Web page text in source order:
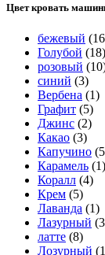
Цвет кровать
бежевый
Голубой (18)
розовый
синий (3)
Вербена (1)
Графит (5)
Джинс (2)
Какао (3)
Капучино
Карамель (1)
Коралл (4)
Крем (5)
Лаванда (1)
Лазурный
латте (8)
Лозурный